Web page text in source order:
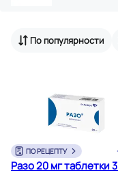
По популярности
ПО РЕЦЕПТУ
Разо 20 мг таблетки